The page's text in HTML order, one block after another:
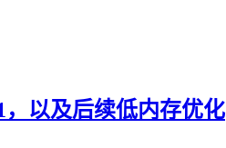
，以及后续低内存优化